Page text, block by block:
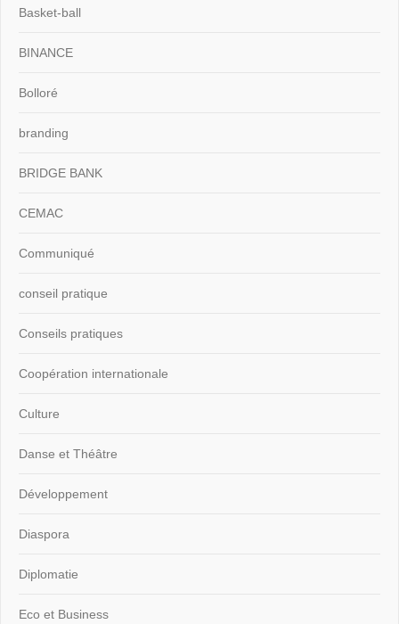
Basket-ball
BINANCE
Bolloré
branding
BRIDGE BANK
CEMAC
Communiqué
conseil pratique
Conseils pratiques
Coopération internationale
Culture
Danse et Théâtre
Développement
Diaspora
Diplomatie
Eco et Business